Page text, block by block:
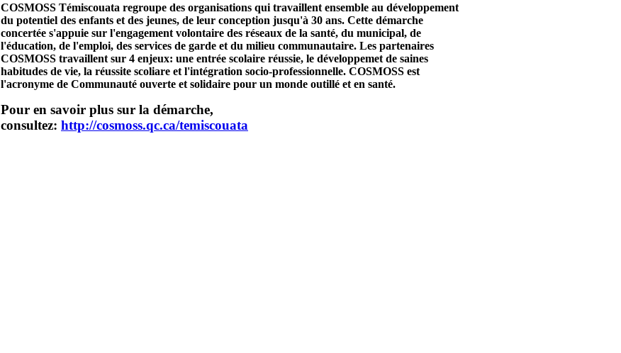
COSMOSS Témiscouata regroupe des organisations qui travaillent ensemble au développement
du potentiel des enfants et des jeunes, de leur conception jusqu'à 30 ans. Cette démarche
concertée s'appuie sur l'engagement volontaire des réseaux de la santé, du municipal, de
l'éducation, de l'emploi, des services de garde et du milieu communautaire. Les partenaires
COSMOSS travaillent sur 4 enjeux: une entrée scolaire réussie, le développemet de saines
habitudes de vie, la réussite scoliare et l'intégration socio-professionnelle. COSMOSS est
l'acronyme de Communauté ouverte et solidaire pour un monde outillé et en santé.
Pour en savoir plus sur la démarche,
consultez: http://cosmoss.qc.ca/temiscouata